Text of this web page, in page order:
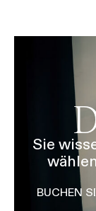
Sie
BUCHEN